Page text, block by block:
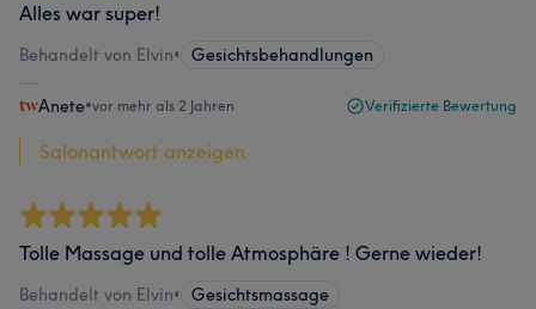
Alles war super!
Behandelt von Elvin• Gesichtsbehandlungen
Anete•vor mehr als 2 Jahren Verifizierte Bewertung
Salonantwort anzeigen
Tolle Massage und tolle Atmosphäre ! Gerne wieder!
Behandelt von Elvin• Gesichtsmassage